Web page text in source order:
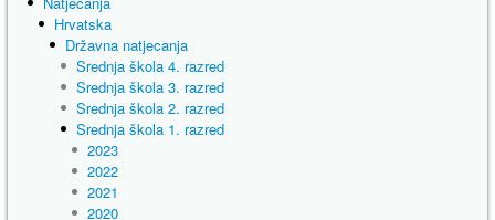
Hrvatska
Državna natjecanja
Srednja škola 4. razred
Srednja škola 3. razred
Srednja škola 2. razred
Srednja škola 1. razred
2023
2022
2021
2020